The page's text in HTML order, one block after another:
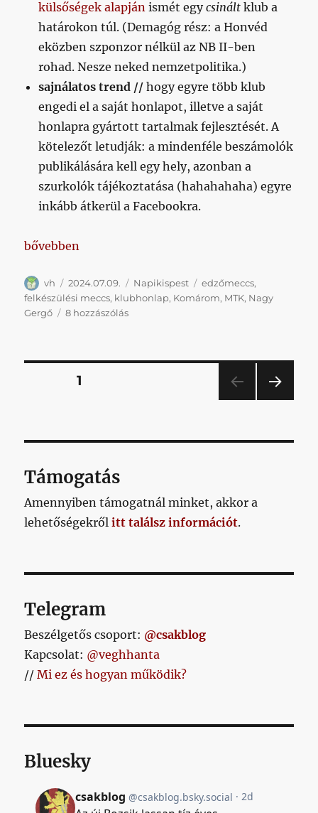
külsőségek alapján ismét egycsinált klub a
határokon túl. (Demagóg rész: a Honvéd
eközben szponzor nélkül az NB II-ben
rohad. Nesze neked nemzetpolitika.)
sajnálatos trend // hogy egyre több klub
engedi el a saját honlapot, illetve a saját
honlapra gyártott tartalmak fejlesztését. A
kötelezőt letudják: a mindenféle beszámolók
publikálására kell egy hely, azonban a
szurkolók tájékoztatása (hahahahaha) egyre
inkább átkerül a Facebookra.
„Napikispest 2024/07/09”
bővebben
Szerző
vh Közzétéve
2024.07.09. Kategória
Napikispest Címke
edzőmeccs,
felkészülési meccs, klubhonlap, Komárom, MTK, Nagy
Gergő
8 hozzászólásNapikispest
Bejegyzések
OLDAL1
OLD
Támogatás
Amennyiben támogatnál minket, akkor a
lehetőségekrőlitt találsz információt.
Telegram
Beszélgetős csoport: @csakblog
Kapcsolat: @veghhanta
//Mi ez és hogyan működik?
Bluesky